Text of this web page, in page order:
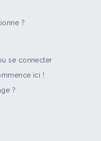
?
se connecter
ici !
?